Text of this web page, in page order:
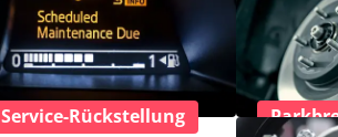
Service-Rückstellung